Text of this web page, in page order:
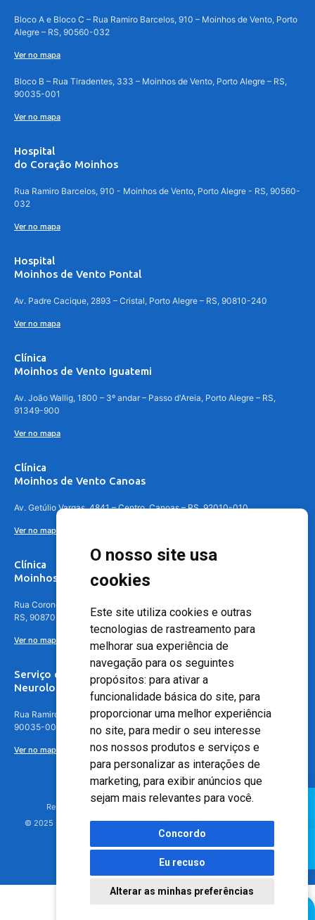
O nosso site usa
cookies
Este site utiliza cookies e outras
tecnologias de rastreamento para
melhorar sua experiência de
navegação para os seguintes
propósitos: para ativar a
funcionalidade básica do site, para
proporcionar uma melhor experiência
no site, para medir o seu interesse
nos nossos produtos e serviços e
para personalizar as interações de
marketing, para exibir anúncios que
sejam mais relevantes para você.
Concordo
Eu recuso
Alterar as minhas preferências
Bloco A e Bloco C – Rua Ramiro Barcelos, 910 – Moinhos de Vento, Porto
Alegre – RS, 90560-032
Ver no mapa
Bloco B – Rua Tiradentes, 333 – Moinhos de Vento, Porto Alegre – RS,
90035-001
Ver no mapa
Hospital
do Coração Moinhos
Rua Ramiro Barcelos, 910 - Moinhos de Vento, Porto Alegre - RS, 90560-
032
Ver no mapa
Hospital
Moinhos de Vento Pontal
Av. Padre Cacique, 2893 – Cristal, Porto Alegre – RS, 90810-240
Ver no mapa
Clínica
Moinhos de Vento Iguatemi
Av. João Wallig, 1800 – 3º andar – Passo d'Areia, Porto Alegre – RS,
91349-900
Ver no mapa
Clínica
Moinhos de Vento Canoas
Av. Getúlio Vargas, 4841 – Centro, Canoas – RS, 92010-010
Ver no mapa
Clínica
Moinhos de Vento - Teresópolis
Rua Coronel Aparício Borges, 250 - 3º andar - Teresópolis, Porto Alegre -
RS, 90870-016
Ver no mapa
Serviço de
Neurologia
Rua Ramiro Barcelos, 630 – 5º andar – Floresta, Porto Alegre – RS,
90035-001
Ver no mapa
Responsável Técnico: Dr. Luiz Antonio Nasi - CREMERS 11217
© 2025 - Hospital Moinhos de Vento - Registro Empresa (CRM-RS): 425